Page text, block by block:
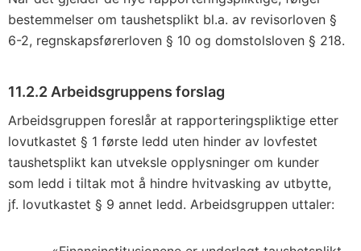
bestemmelser om taushetsplikt bl.a. av revisorloven §
6-2, regnskapsførerloven § 10 og domstolsloven § 218.
11.2.2 Arbeidsgruppens forslag
Arbeidsgruppen foreslår at rapporteringspliktige etter
lovutkastet § 1 første ledd uten hinder av lovfestet
taushetsplikt kan utveksle opplysninger om kunder
som ledd i tiltak mot å hindre hvitvasking av utbytte,
jf. lovutkastet § 9 annet ledd. Arbeidsgruppen uttaler: